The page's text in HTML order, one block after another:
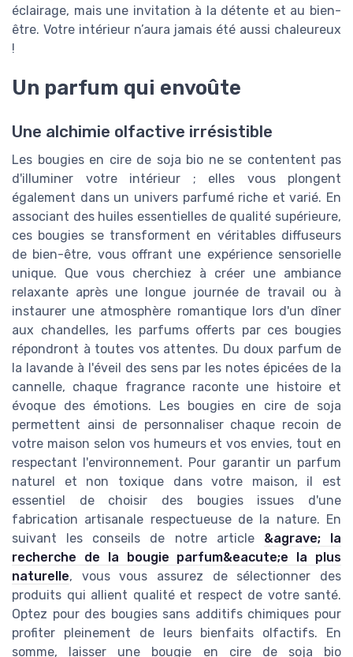
éclairage, mais une invitation à la détente et au bien-
être. Votre intérieur n’aura jamais été aussi chaleureux
!
Un parfum qui envoûte
Une alchimie olfactive irrésistible
Les bougies en cire de soja bio ne se contentent pas
d'illuminer votre intérieur ; elles vous plongent
également dans un univers parfumé riche et varié. En
associant des huiles essentielles de qualité supérieure,
ces bougies se transforment en véritables diffuseurs
de bien-être, vous offrant une expérience sensorielle
unique. Que vous cherchiez à créer une ambiance
relaxante après une longue journée de travail ou à
instaurer une atmosphère romantique lors d'un dîner
aux chandelles, les parfums offerts par ces bougies
répondront à toutes vos attentes. Du doux parfum de
la lavande à l'éveil des sens par les notes épicées de la
cannelle, chaque fragrance raconte une histoire et
évoque des émotions. Les bougies en cire de soja
permettent ainsi de personnaliser chaque recoin de
votre maison selon vos humeurs et vos envies, tout en
respectant l'environnement. Pour garantir un parfum
naturel et non toxique dans votre maison, il est
essentiel de choisir des bougies issues d'une
fabrication artisanale respectueuse de la nature. En
suivant les conseils de notre article &agrave; la
recherche de la bougie parfum&eacute;e la plus
naturelle, vous vous assurez de sélectionner des
produits qui allient qualité et respect de votre santé.
Optez pour des bougies sans additifs chimiques pour
profiter pleinement de leurs bienfaits olfactifs. En
somme, laisser une bougie en cire de soja bio